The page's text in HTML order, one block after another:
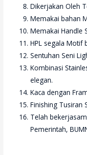
Dikerjakan Oleh
Memakai bahan
Memakai Handle
HPL segala Motif
Sentuhan Seni
Kombinasi
elegan.
Kaca dengan
Finishing Tusiran
Telah
Pemerintah,